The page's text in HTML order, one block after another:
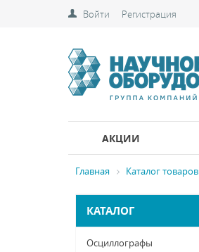
Войти Регистрация
АКЦИИ
Главная Каталог товаров
КАТАЛОГ
Осциллографы